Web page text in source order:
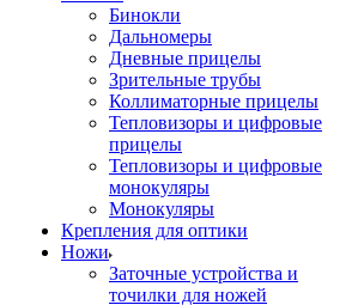
Бинокли
Дальномеры
Дневные прицелы
Зрительные трубы
Коллиматорные прицелы
Тепловизоры и цифровые
прицелы
Тепловизоры и цифровые
монокуляры
Монокуляры
Крепления для оптики
Ножи
Заточные устройства и
точилки для ножей